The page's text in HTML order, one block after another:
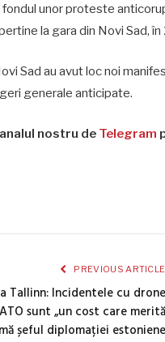
unor proteste
la gara din Novi Sad,
Sad au avut loc noi
generale anticipate.
nostru de Telegram
PREVIOUS ARTICLE
Tallinn: Incidentele cu drone
sunt „un cost care merită
șeful diplomației estoniene